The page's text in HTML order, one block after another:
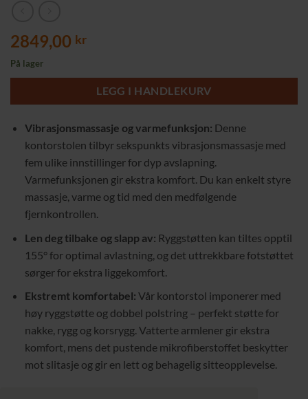
2849,00 kr
På lager
LEGG I HANDLEKURV
Vibrasjonsmassasje og varmefunksjon: Denne
kontorstolen tilbyr sekspunkts vibrasjonsmassasje med
fem ulike innstillinger for dyp avslapning.
Varmefunksjonen gir ekstra komfort. Du kan enkelt styre
massasje, varme og tid med den medfølgende
fjernkontrollen.
Len deg tilbake og slapp av: Ryggstøtten kan tiltes opptil
155° for optimal avlastning, og det uttrekkbare fotstøttet
sørger for ekstra liggekomfort.
Ekstremt komfortabel: Vår kontorstol imponerer med
høy ryggstøtte og dobbel polstring – perfekt støtte for
nakke, rygg og korsrygg. Vatterte armlener gir ekstra
komfort, mens det pustende mikrofiberstoffet beskytter
mot slitasje og gir en lett og behagelig sitteopplevelse.